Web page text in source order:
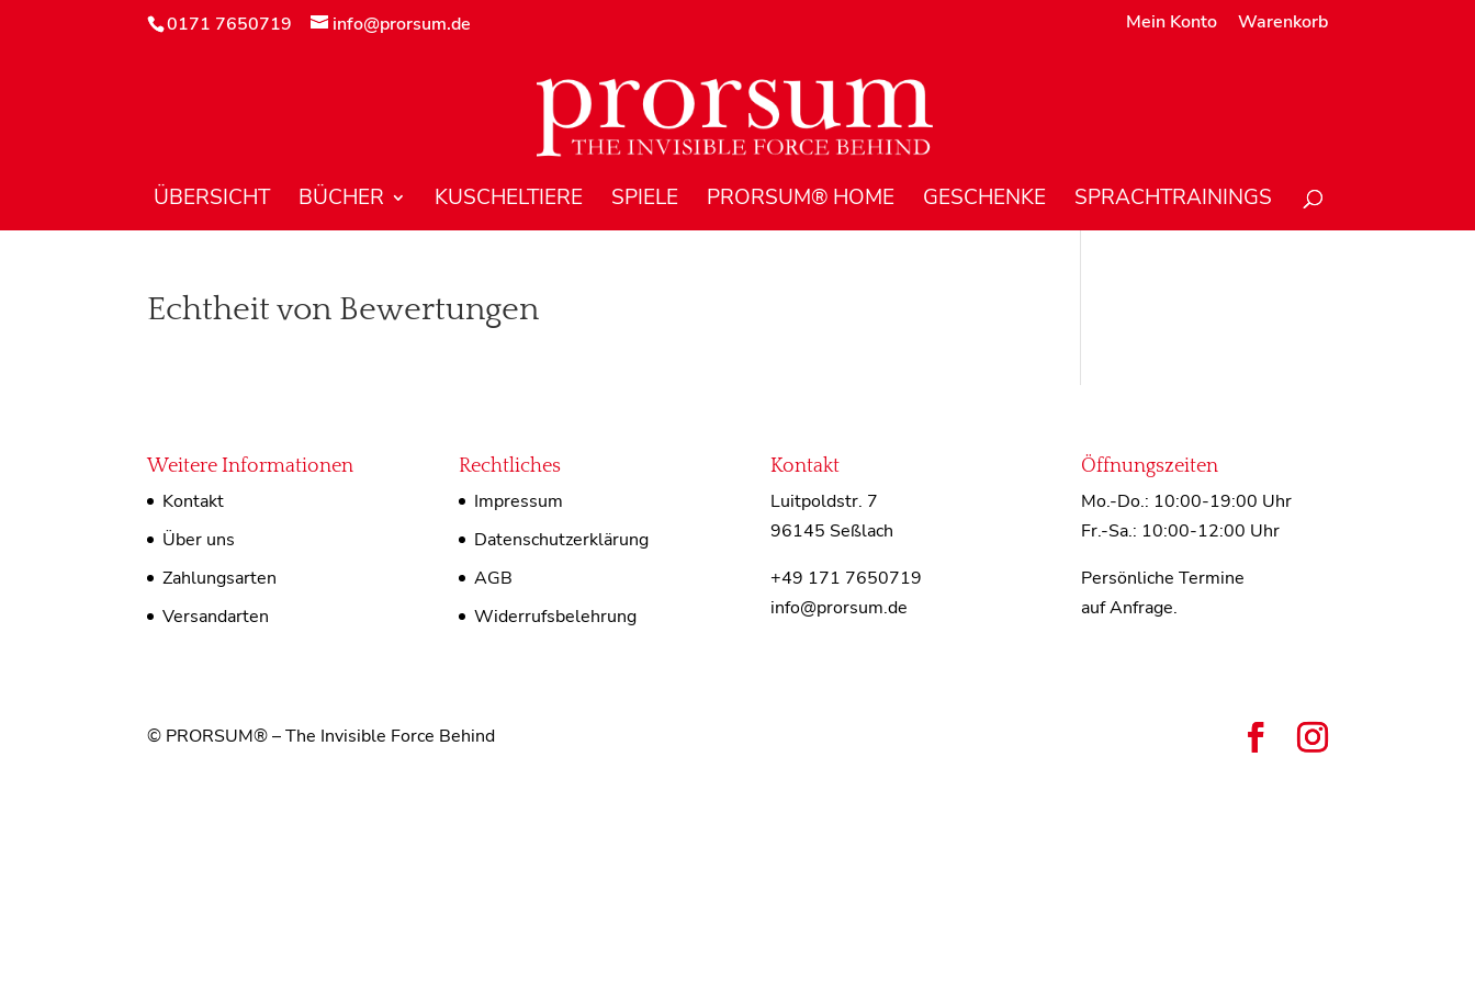
0171 7650719 info@prorsum.de Mein Konto Warenkorb
ÜBERSICHT BÜCHER KUSCHELTIERE SPIELE PRORSUM® HOME GESCHENKE SPRACHTRAININGS
Echtheit von Bewertungen
Weitere Informationen
Kontakt
Über uns
Zahlungsarten
Versandarten
Rechtliches
Impressum
Datenschutzerklärung
AGB
Widerrufsbelehrung
Kontakt
Luitpoldstr. 7
96145 Seßlach
+49 171 7650719
info@prorsum.de
Öffnungszeiten
Mo.-Do.: 10:00-19:00 Uhr
Fr.-Sa.: 10:00-12:00 Uhr
Persönliche Termine
auf Anfrage.
© PRORSUM® – The Invisible Force Behind